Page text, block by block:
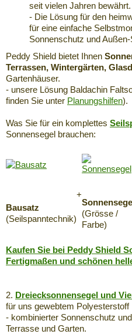
seit vielen Jahren bewährt.
- Die Lösung für den
für eine einfache
Sonnenschutz und
Peddy Shield bietet Ihnen
Terrassen, Wintergärten,
Gartenhäuser.
- unsere Lösung Baldachin
finden Sie unter Planungshilfen).
Was Sie für ein komplettes
Sonnensegel brauchen:
+
Bausatz
(Seilspanntechnik)
(Grösse /
Farbe)
Kaufen Sie bei Peddy Shield
Fertigmaßen und schönen
2. Dreiecksonnensegel und
für uns gewebtem Polyesterstoff
- kombinierter Sonnenschutz
Terrasse und Garten.